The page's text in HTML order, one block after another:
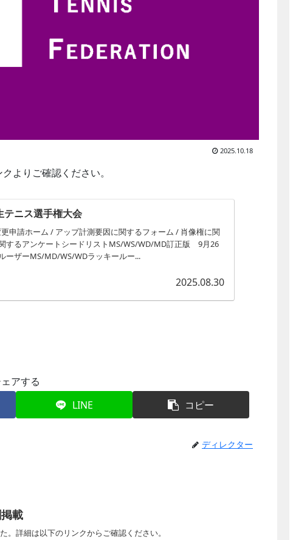
2025.10.18
よりご確認ください。
ニス選手権大会
申請ホーム / アップ計測要因に関するフォーム / 肖像権に関
するアンケートシードリストMS/WS/WD/MD訂正版 9月26
ーザーMS/MD/WS/WDラッキールー...
2025.08.30
アする
LINE コピー
ディレクター
載
。詳細は以下のリンクからご確認ください。